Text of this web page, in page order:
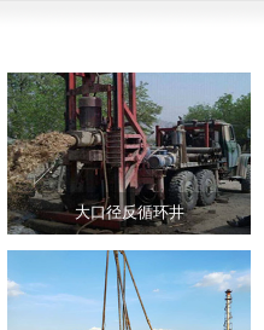
大口径反循环井